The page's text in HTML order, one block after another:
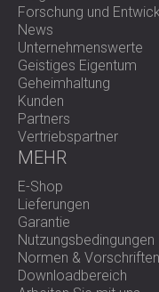
Forschung und
News
Unternehmenswerte
Geistiges Eigentum
Geheimhaltung
Kunden
Partners
Vertriebspartner
MEHR
E-Shop
Lieferungen
Garantie
Nutzungsbedingungen
Normen & Vorschriften
Downloadbereich